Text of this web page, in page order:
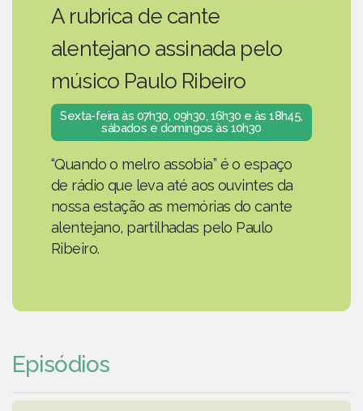
A rubrica de cante
alentejano assinada pelo
músico Paulo Ribeiro
Sexta-feira às 07h30, 09h30, 16h30 e às 18h45,
sábados e domingos às 10h30
“Quando o melro assobia” é o espaço
de rádio que leva até aos ouvintes da
nossa estação as memórias do cante
alentejano, partilhadas pelo Paulo
Ribeiro.
Episódios